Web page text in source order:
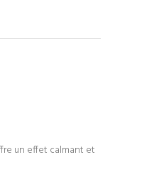
un effet calmant et